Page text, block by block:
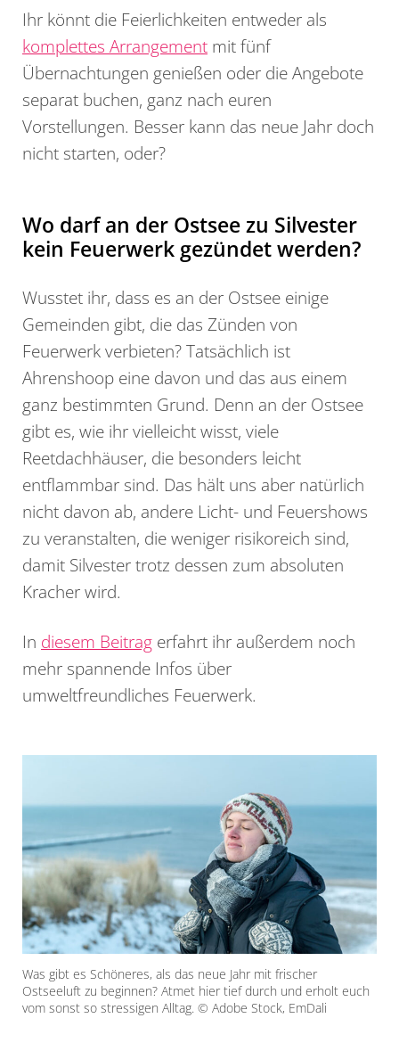
Ihr könnt die Feierlichkeiten entweder als
komplettes Arrangement mit fünf
Übernachtungen genießen oder die Angebote
separat buchen, ganz nach euren
Vorstellungen. Besser kann das neue Jahr doch
nicht starten, oder?
Wo darf an der Ostsee zu Silvester
kein Feuerwerk gezündet werden?
Wusstet ihr, dass es an der Ostsee einige
Gemeinden gibt, die das Zünden von
Feuerwerk verbieten? Tatsächlich ist
Ahrenshoop eine davon und das aus einem
ganz bestimmten Grund. Denn an der Ostsee
gibt es, wie ihr vielleicht wisst, viele
Reetdachhäuser, die besonders leicht
entflammbar sind. Das hält uns aber natürlich
nicht davon ab, andere Licht- und Feuershows
zu veranstalten, die weniger risikoreich sind,
damit Silvester trotz dessen zum absoluten
Kracher wird.
In diesem Beitrag erfahrt ihr außerdem noch
mehr spannende Infos über
umweltfreundliches Feuerwerk.
Was gibt es Schöneres, als das neue Jahr mit frischer
Ostseeluft zu beginnen? Atmet hier tief durch und erholt euch
vom sonst so stressigen Alltag. © Adobe Stock, EmDali